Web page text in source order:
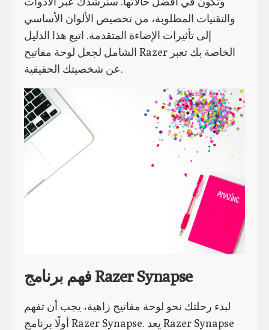
والتقنيات المطلوبة، من تخصيص الألوان الأساسي
إلى تأثيرات الإضاءة المتقدمة. اتبع هذا الدليل
الشامل لجعل لوحة مفاتيح Razer الخاصة بك تعبر
عن شخصيتك الحقيقية.
فهم برنامج Razer Synapse
لبدء رحلتك نحو لوحة مفاتيح زاهية، يجب أن تفهم
أولًا برنامج Razer Synapse. يعد Razer Synapse